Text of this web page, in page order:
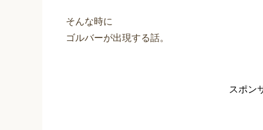
そんな時に
ゴルバーが出現する話。
スポン